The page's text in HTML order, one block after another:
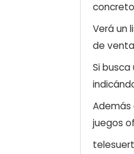
Verá un
de
Si
Además
juegos